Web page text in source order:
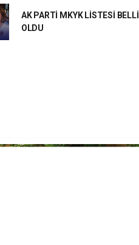
AK PARTİ MKYK LİSTESİ BELLİ
OLDU